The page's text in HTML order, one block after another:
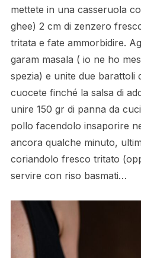
mettete in una casseruola
ghee) 2 cm di zenzero
tritata e fate ammorbidire.
garam masala ( io ne ho
spezia) e unite due barattoli
cuocete finché la salsa di
unire 150 gr di panna da
pollo facendolo insaporire
ancora qualche minuto,
coriandolo fresco tritato
servire con riso basmati…